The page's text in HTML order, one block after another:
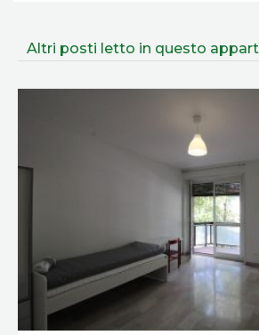
Altri posti letto in questo